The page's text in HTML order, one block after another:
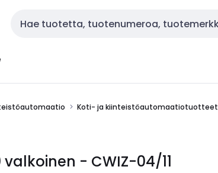
Haku
Koti- ja kiinteistöautomaatiotuotteet
- CWIZ-04/11